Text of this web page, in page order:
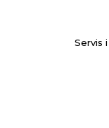
Servis